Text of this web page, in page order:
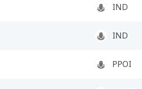
IND
IND
PPOI